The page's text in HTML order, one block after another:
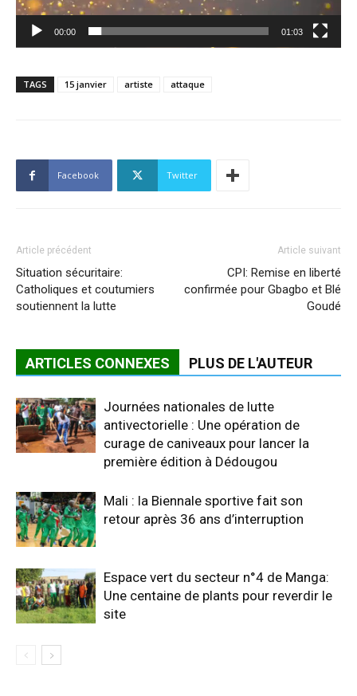
00:00 01:03
TAGS 15 janvier artiste attaque
Facebook Twitter
Article précédent
Situation sécuritaire:
Catholiques et coutumiers
soutiennent la lutte
Article suivant
CPI: Remise en liberté
confirmée pour Gbagbo et Blé
Goudé
ARTICLES CONNEXES PLUS DE L'AUTEUR
Journées nationales de lutte
antivectorielle : Une opération de
curage de caniveaux pour lancer la
première édition à Dédougou
Mali : la Biennale sportive fait son
retour après 36 ans d’interruption
Espace vert du secteur n°4 de Manga:
Une centaine de plants pour reverdir le
site